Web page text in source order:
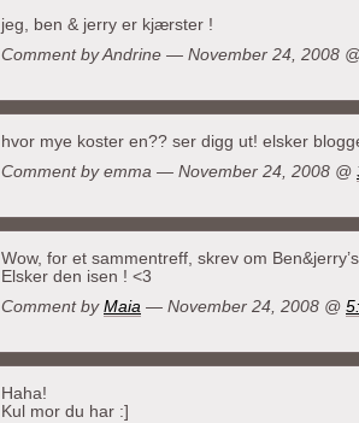
jeg, ben & jerry er kjærster !
Comment byAndrine — November 24, 2008
hvor mye koster en?? ser digg ut! elsker
Comment by emma — November 24, 2008 @
Wow, for et sammentreff, skrev om
Elsker den isen ! <3
Comment by Maia — November 24, 2008 @
Haha!
Kul mor du har :]